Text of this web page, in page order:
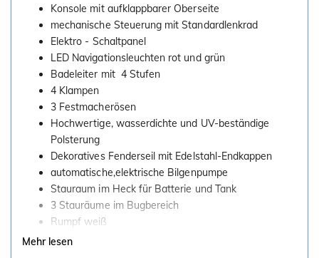
Konsole mit aufklappbarer Oberseite
mechanische Steuerung mit Standardlenkrad
Elektro - Schaltpanel
LED Navigationsleuchten rot und grün
Badeleiter mit 4 Stufen
4 Klampen
3 Festmacherösen
Hochwertige, wasserdichte und UV-beständige
Polsterung
Dekoratives Fenderseil mit Edelstahl-Endkappen
automatische,elektrische Bilgenpumpe
Stauraum im Heck für Batterie und Tank
3 Stauräume im Bugbereich
Rumpf weiß
Mehr lesen